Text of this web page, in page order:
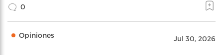
0
Opiniones Jul 30, 2026